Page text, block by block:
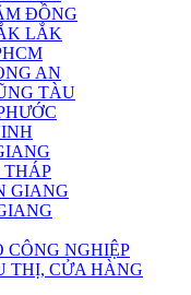
ĐỒNG
LẮK
AN
TÀU
THÁP
GIANG
CÔNG NGHIỆP
THỊ, CỬA HÀNG